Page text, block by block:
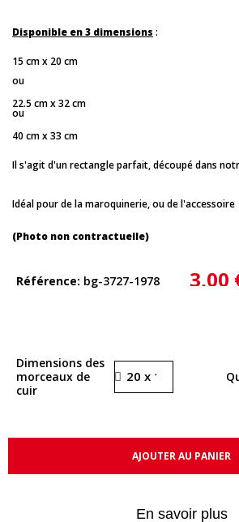
Disponible en 3 dimensions :
15 cm x 20 cm
ou
22.5 cm x 32 cm
ou
40 cm x 33 cm
Il s'agit d'un rectangle parfait, découpé dans
Idéal pour de la maroquinerie, ou de l'accessoire
(Photo non contractuelle)
Référence bg-3727-1978 3,00
Dimensions des
morceaux de
cuir
AJOUTER AU PANIER
En savoir plus